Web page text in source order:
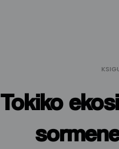
Tokiko